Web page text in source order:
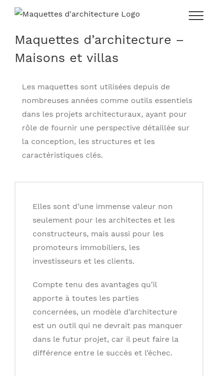
Skip
contentMaquettes d’architecture –
Maisons et villas
Les maquettes sont utilisées depuis de
nombreuses années comme outils essentiels
dans les projets architecturaux, ayant pour
rôle de fournir une perspective détaillée sur
la conception, les structures et les
caractéristiques clés.
Elles sont d’une immense valeur non
seulement pour les architectes et les
constructeurs, mais aussi pour les
promoteurs immobiliers, les
investisseurs et les clients.
Compte tenu des avantages qu’il
apporte à toutes les parties
concernées, un modèle d’architecture
est un outil qui ne devrait pas manquer
dans le futur projet, car il peut faire la
différence entre le succès et l’échec.